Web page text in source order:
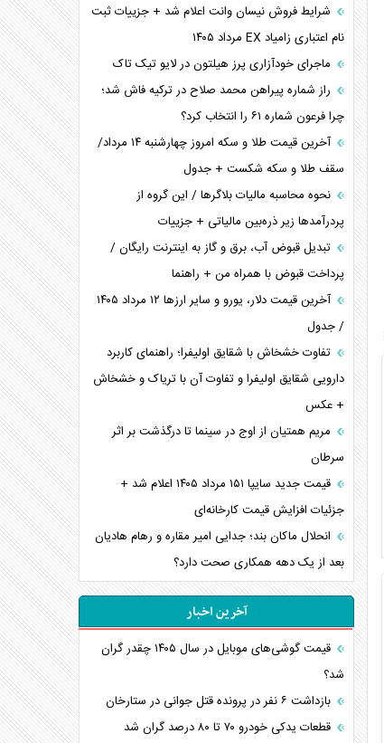
شرایط فروش نیسان وانت اعلام شد + جزییات ثبت
نام اعتباری زامیاد EX مرداد ۱۴۰۵
ماجرای خودآزاری پرز هیلتون در لایو تیک تاک
راز شماره پیراهن محمد صلاح در ترکیه فاش شد؛
چرا فرعون شماره ۶۱ را انتخاب کرد؟
آخرین قیمت طلا و سکه امروز چهارشنبه ۱۴ مرداد/
سقف طلا و سکه شکست + جدول
نحوه محاسبه مالیات بلاگر‌ها / این گروه از
پردرآمد‌ها زیر ذره‌بین مالیاتی + جزییات
تبدیل قبوض آب، برق و گاز به اینترنت رایگان /
پرداخت قبوض با همراه من + راهنما
آخرین قیمت دلار، یورو و سایر ارز‌ها ۱۲ مرداد ۱۴۰۵
/ جدول
تفاوت خشخاش با شقایق اولیفرا؛ راهنمای کاربرد
دارویی شقایق اولیفرا و تفاوت آن با تریاک و خشخاش
+ عکس
مریم همتیان از اوج در سینما تا درگذشت بر اثر
سرطان
قیمت جدید سایپا ۱۵۱ مرداد ۱۴۰۵ اعلام شد +
جزئیات افزایش قیمت کارخانه‌ای
انحلال ماکان بند؛ جدایی امیر مقاره و رهام هادیان
بعد از یک دهه همکاری صحت دارد؟
آخرین اخبار
قیمت گوشی‌های موبایل در سال ۱۴۰۵ چقدر گران
شد؟
بازداشت ۶ نفر در پرونده قتل جوانی در ستارخان
قطعات یدکی خودرو ۷۰ تا ۸۰ درصد گران شد